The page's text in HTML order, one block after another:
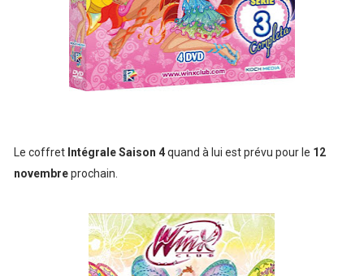
Le coffret Intégrale Saison 4quand à lui est prévu pour le 12
novembreprochain.